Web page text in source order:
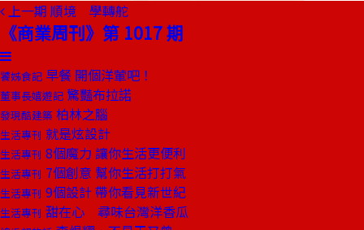
上一期 順境 學轉舵
《商業周刊》第 1017 期
饕姊食記 早餐 開個洋葷吧！
董事長嬉遊記 驚豔布拉諾
發現酷建築 柏林之腦
生活專刊 就是炫設計
生活專刊 8個魔力 讓你生活更便利
生活專刊 7個創意 幫你生活打打氣
生活專刊 9個設計 帶你看見新世紀
生活專刊 甜在心 尋味台灣洋香瓜